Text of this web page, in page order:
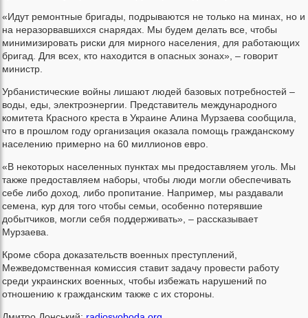
«Идут ремонтные бригады, подрываются не только на минах, но и
на неразорвавшихся снарядах. Мы будем делать все, чтобы
минимизировать риски для мирного населения, для работающих
бригад. Для всех, кто находится в опасных зонах», – говорит
министр.
Урбанистические войны лишают людей базовых потребностей –
воды, еды, электроэнергии. Представитель международного
комитета Красного креста в Украине Алина Мурзаева сообщила,
что в прошлом году организация оказала помощь гражданскому
населению примерно на 60 миллионов евро.
«В некоторых населенных пунктах мы предоставляем уголь. Мы
также предоставляем наборы, чтобы люди могли обеспечивать
себе либо доход, либо пропитание. Например, мы раздавали
семена, кур для того чтобы семьи, особенно потерявшие
добытчиков, могли себя поддерживать», – рассказывает
Мурзаева.
Кроме сбора доказательств военных преступлений,
Межведомственная комиссия ставит задачу провести работу
среди украинских военных, чтобы избежать нарушений по
отношению к гражданским также с их стороны.